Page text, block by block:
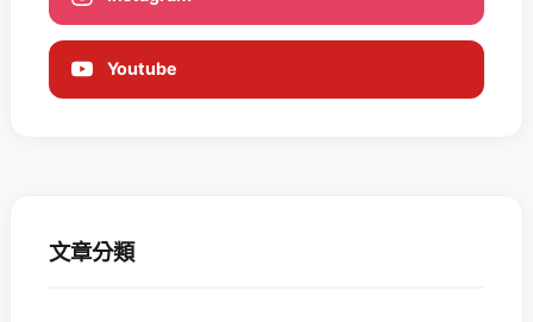
Youtube
文章分類